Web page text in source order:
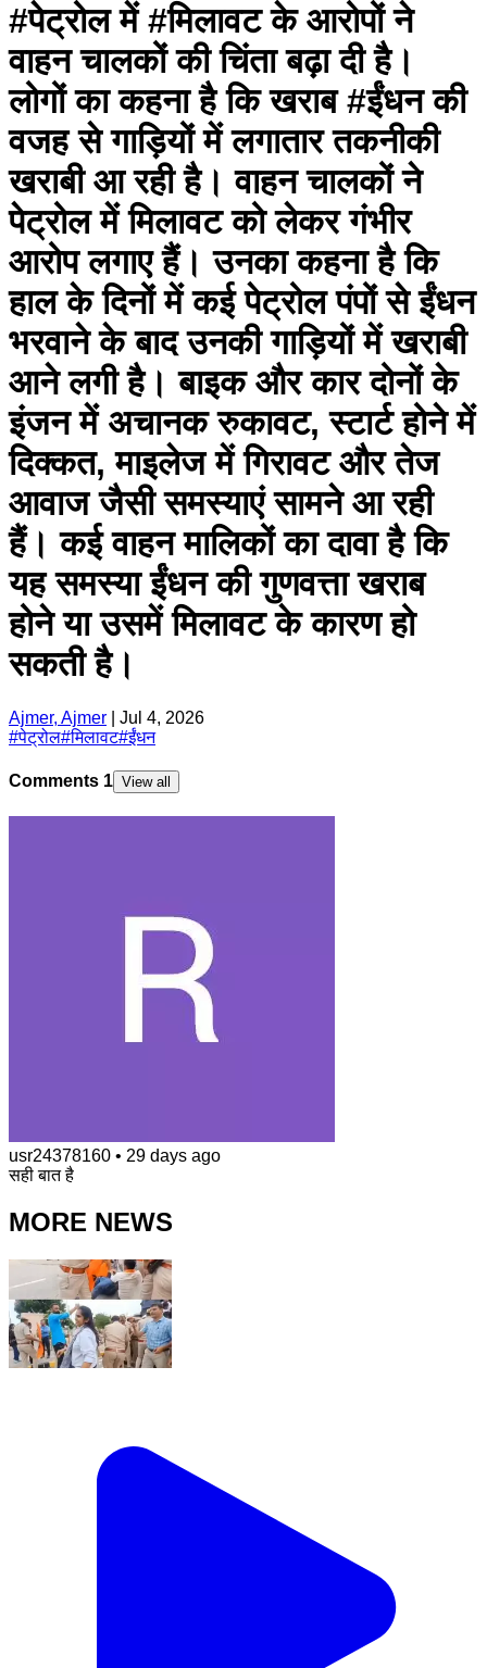
#पेट्रोल में #मिलावट के आरोपों ने
वाहन चालकों की चिंता बढ़ा दी है।
लोगों का कहना है कि खराब #ईंधन की
वजह से गाड़ियों में लगातार तकनीकी
खराबी आ रही है। वाहन चालकों ने
पेट्रोल में मिलावट को लेकर गंभीर
आरोप लगाए हैं। उनका कहना है कि
हाल के दिनों में कई पेट्रोल पंपों से ईंधन
भरवाने के बाद उनकी गाड़ियों में खराबी
आने लगी है। बाइक और कार दोनों के
इंजन में अचानक रुकावट, स्टार्ट होने में
दिक्कत, माइलेज में गिरावट और तेज
आवाज जैसी समस्याएं सामने आ रही
हैं। कई वाहन मालिकों का दावा है कि
यह समस्या ईंधन की गुणवत्ता खराब
होने या उसमें मिलावट के कारण हो
सकती है।
Ajmer, Ajmer
Jul 4, 2026
#पेट्रोल#मिलावट#ईंधन
Comments 1 View all
usr24378160 • 29 days ago
सही बात है
MORE NEWS